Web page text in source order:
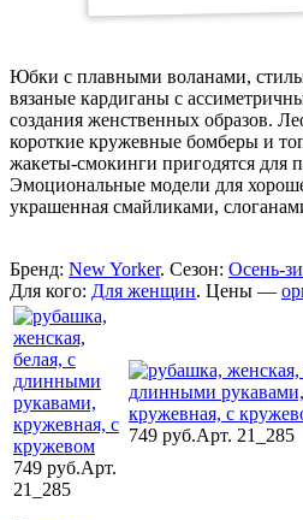
Юбки с плавными воланами,
вязаные кардиганы с
создания женственных образов.
короткие кружевные бомберы и
жакеты-смокинги пригодятся для
Эмоциональные модели для
украшенная смайликами,
Бренд: New Yorker. Сезон: Осень-
Для кого: Для женщин. Цены —
749 руб.Арт.
21_285
749 руб.Арт. 21_285